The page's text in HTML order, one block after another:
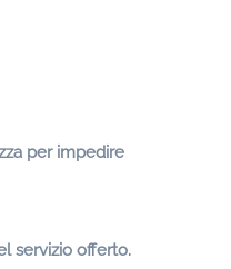
per impedire
servizio offerto.